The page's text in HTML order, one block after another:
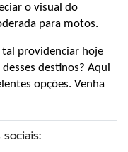
o visual do
para motos.
tal providenciar hoje
destinos? Aqui
opções. Venha